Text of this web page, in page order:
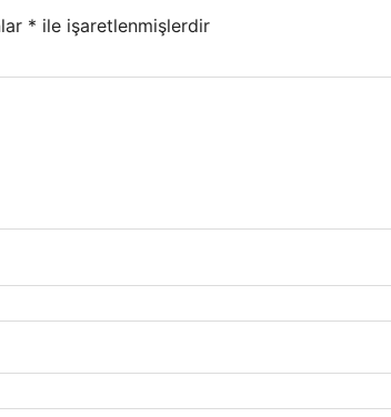
* ile işaretlenmişlerdir